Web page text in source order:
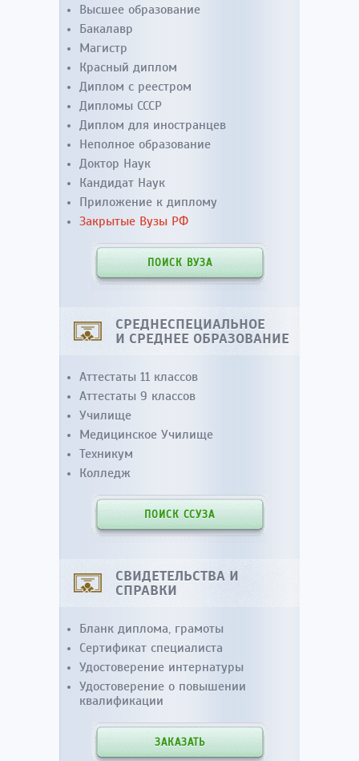
Высшее образование
Бакалавр
Магистр
Красный диплом
Диплом с реестром
Дипломы СССР
Диплом для иностранцев
Неполное образование
Доктор Наук
Кандидат Наук
Приложение к диплому
Закрытые Вузы РФ
ПОИСК ВУЗА
СРЕДНЕСПЕЦИАЛЬНОЕ
И СРЕДНЕЕ ОБРАЗОВАНИЕ
Аттестаты 11 классов
Аттестаты 9 классов
Училище
Медицинское Училище
Техникум
Колледж
ПОИСК ССУЗА
СВИДЕТЕЛЬСТВА И
СПРАВКИ
Бланк диплома, грамоты
Сертификат специалиста
Удостоверение интернатуры
Удостоверение о повышении
квалификации
ЗАКАЗАТЬ